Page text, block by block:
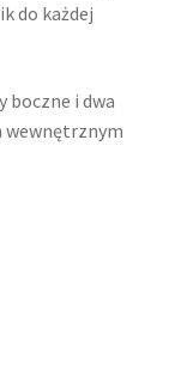
do każdej
boczne i dwa
wewnętrznym